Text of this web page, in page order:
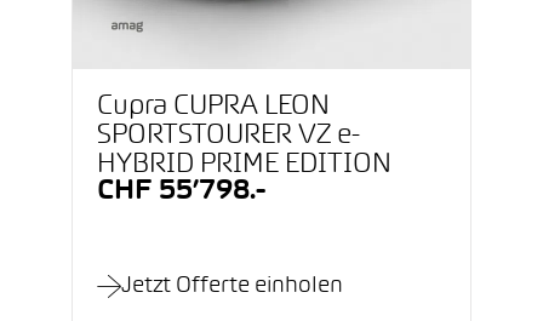
Cupra CUPRA LEON
SPORTSTOURER VZ e-
HYBRID PRIME EDITION
CHF 55’798.-
Jetzt Offerte einholen